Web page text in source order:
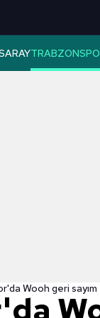
Wooh geri sayım